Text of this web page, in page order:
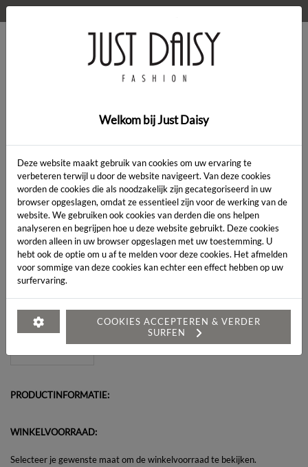
> Kleding
Artikelcode:
LENGTE:*
MAAT:*
Heeft u een vraag over dit artikel?
PRODUCTINFORMATIE:
WINKELVOORRAAD:
Selecteer je gewenste maat om de winkelvoorraad te bekijken.
Welkom bij Just Daisy
Deze website maakt gebruik van cookies om uw ervaring te
verbeteren terwijl u door de website navigeert. Van deze cookies
worden de cookies die als noodzakelijk zijn gecategoriseerd in uw
browser opgeslagen, omdat ze essentieel zijn voor de werking van de
website. We gebruiken ook cookies van derden die ons helpen
analyseren en begrijpen hoe u deze website gebruikt. Deze cookies
worden alleen in uw browser opgeslagen met uw toestemming. U
hebt ook de optie om u af te melden voor deze cookies. Het afmelden
voor sommige van deze cookies kan echter een effect hebben op uw
surfervaring.
COOKIES ACCEPTEREN & VERDER
SURFEN